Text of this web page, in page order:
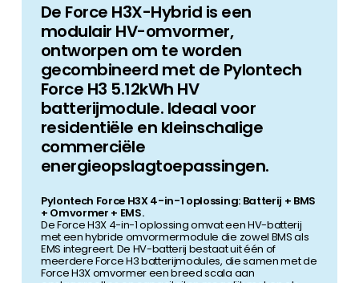
De Force H3X-Hybrid is een
modulair HV-omvormer,
ontworpen om te worden
gecombineerd met de Pylontech
Force H3 5.12kWh HV
batterijmodule. Ideaal voor
residentiële en kleinschalige
commerciële
energieopslagtoepassingen.
Pylontech Force H3X 4-in-1 oplossing: Batterij + BMS
+ Omvormer + EMS.
De Force H3X 4-in-1 oplossing omvat een HV-batterij
met een hybride omvormermodule die zowel BMS als
EMS integreert. De HV-batterij bestaat uit één of
meerdere Force H3 batterijmodules, die samen met de
Force H3X omvormer een breed scala aan